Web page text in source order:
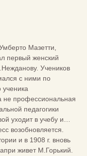
Мазетти,
первый женский
Учеников
с ними по
не профессиональная
педагогики
уходит в учебу и…
возобновляется.
и в 1908 г. вновь
живет М.Горький.